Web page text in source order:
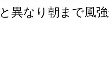
異なり朝まで風